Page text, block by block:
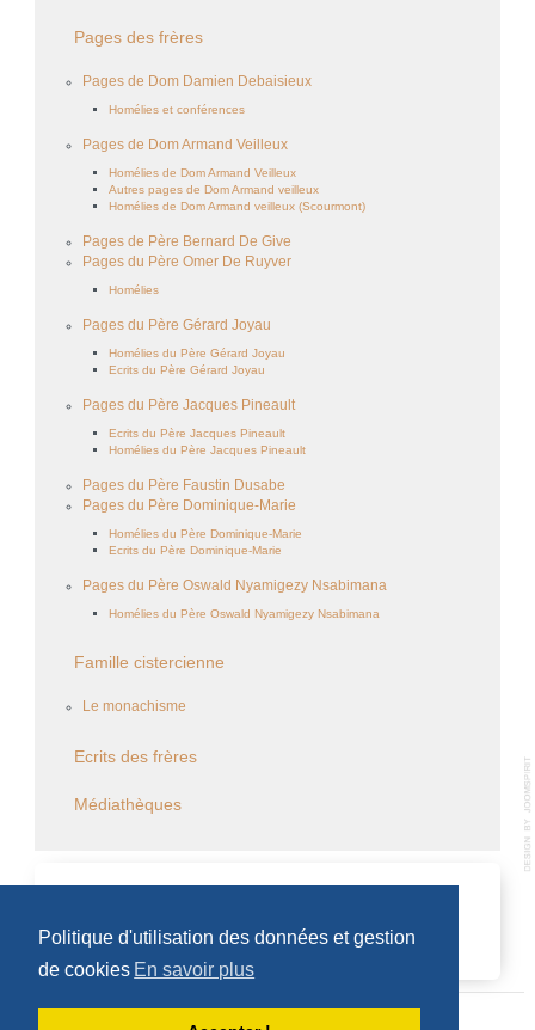
Politique d'utilisation des données et gestion
de cookies En savoir plus
Pages des frères
Pages de Dom Damien Debaisieux
Homélies et conférences
Pages de Dom Armand Veilleux
Homélies de Dom Armand Veilleux
Autres pages de Dom Armand veilleux
Homélies de Dom Armand veilleux (Scourmont)
Pages de Père Bernard De Give
Pages du Père Omer De Ruyver
Homélies
Pages du Père Gérard Joyau
Homélies du Père Gérard Joyau
Ecrits du Père Gérard Joyau
Pages du Père Jacques Pineault
Ecrits du Père Jacques Pineault
Homélies du Père Jacques Pineault
Pages du Père Faustin Dusabe
Pages du Père Dominique-Marie
Homélies du Père Dominique-Marie
Ecrits du Père Dominique-Marie
Pages du Père Oswald Nyamigezy Nsabimana
Homélies du Père Oswald Nyamigezy Nsabimana
Famille cistercienne
Le monachisme
Ecrits des frères
Médiathèques
Aucun évènement